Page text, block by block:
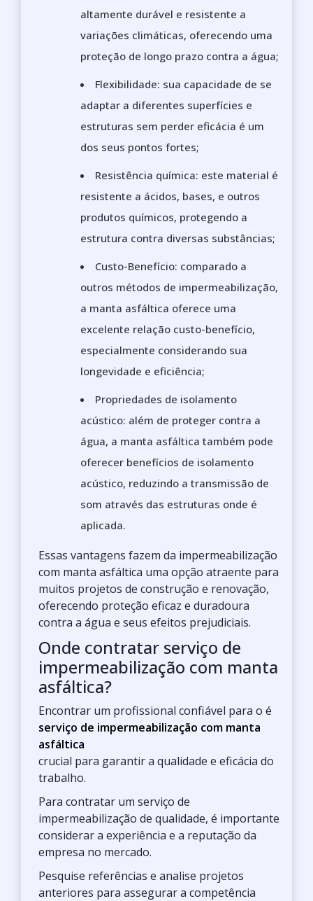
altamente durável e resistente a
variações climáticas, oferecendo uma
proteção de longo prazo contra a água;
Flexibilidade: sua capacidade de se
adaptar a diferentes superfícies e
estruturas sem perder eficácia é um
dos seus pontos fortes;
Resistência química: este material é
resistente a ácidos, bases, e outros
produtos químicos, protegendo a
estrutura contra diversas substâncias;
Custo-Benefício: comparado a
outros métodos de impermeabilização,
a manta asfáltica oferece uma
excelente relação custo-benefício,
especialmente considerando sua
longevidade e eficiência;
Propriedades de isolamento
acústico: além de proteger contra a
água, a manta asfáltica também pode
oferecer benefícios de isolamento
acústico, reduzindo a transmissão de
som através das estruturas onde é
aplicada.
Essas vantagens fazem da impermeabilização
com manta asfáltica uma opção atraente para
muitos projetos de construção e renovação,
oferecendo proteção eficaz e duradoura
contra a água e seus efeitos prejudiciais.
Onde contratar serviço de
impermeabilização com manta
asfáltica?
Encontrar um profissional confiável para o
serviço de impermeabilização com manta
asfáltica
é
crucial para garantir a qualidade e eficácia do
trabalho.
Para contratar um serviço de
impermeabilização de qualidade, é importante
considerar a experiência e a reputação da
empresa no mercado.
Pesquise referências e analise projetos
anteriores para assegurar a competência